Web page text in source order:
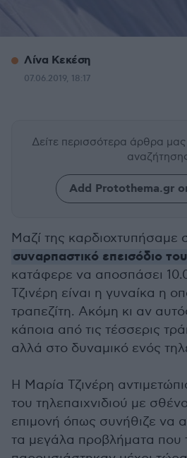
Λίνα Κεκέση
07.06.2019, 18:17
Δείτε περισσότερα άρθρα μας
Add Protothema.gr
Μαζί της καρδιοχτυπήσαμε
συναρπαστικό επεισόδιο
κατάφερε να αποσπάσει
Τζινέρη είναι η γυναίκα η
τραπεζίτη. Ακόμη κι αν
κάποια από τις τέσσερις
αλλά στο δυναμικό ενός
Η Μαρία Τζινέρη
του τηλεπαιχνιδιού με
επιμονή όπως συνήθιζε να
τα μεγάλα προβλήματα που